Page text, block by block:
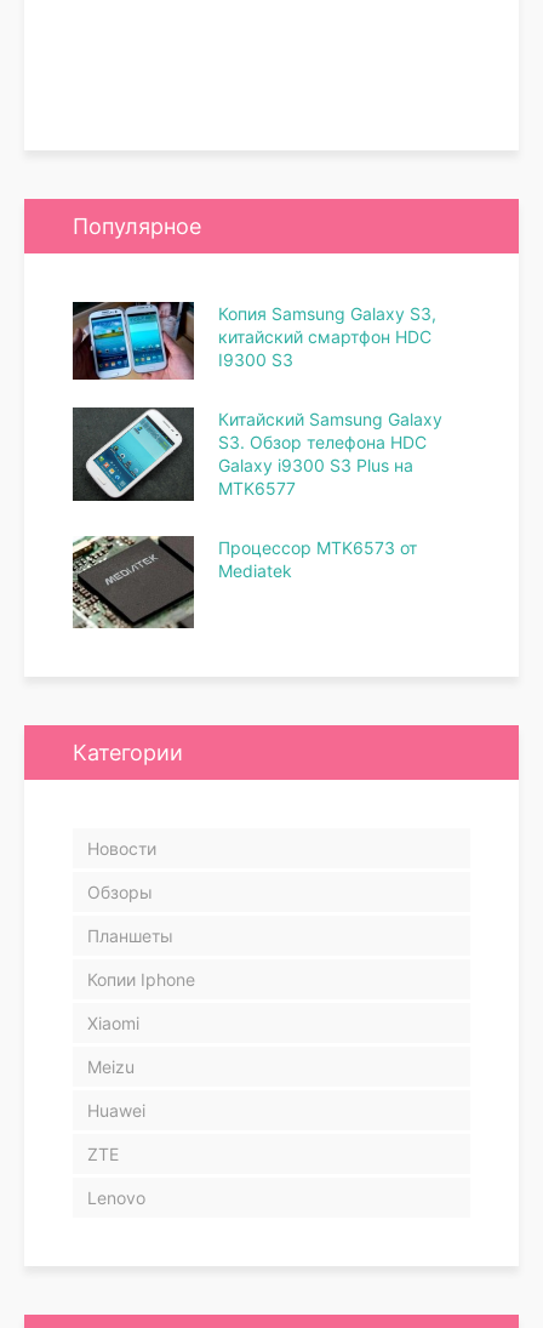
Популярное
Копия Samsung Galaxy S3,
китайский смартфон HDC
I9300 S3
Китайский Samsung Galaxy
S3. Обзор телефона HDC
Galaxy i9300 S3 Plus на
MTK6577
Процессор MTK6573 от
Mediatek
Категории
Новости
Обзоры
Планшеты
Копии Iphone
Xiaomi
Meizu
Huawei
ZTE
Lenovo